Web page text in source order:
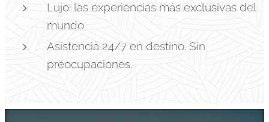
Lujo: las experiencias más exclusivas del
mundo
Asistencia 24/7 en destino. Sin
preocupaciones.